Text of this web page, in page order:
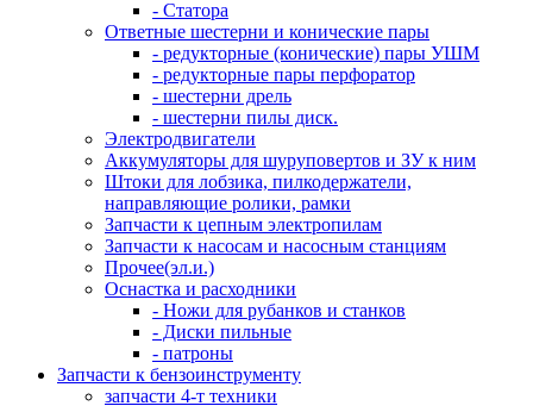
- Статора
Ответные шестерни и конические пары
- редукторные (конические) пары УШМ
- редукторные пары перфоратор
- шестерни дрель
- шестерни пилы диск.
Электродвигатели
Аккумуляторы для шуруповертов и ЗУ к ним
Штоки для лобзика, пилкодержатели,
направляющие ролики, рамки
Запчасти к цепным электропилам
Запчасти к насосам и насосным станциям
Прочее(эл.и.)
Оснастка и расходники
- Ножи для рубанков и станков
- Диски пильные
- патроны
Запчасти к бензоинструменту
запчасти 4-т техники